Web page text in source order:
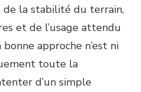
de la stabilité du terrain,
et de l’usage attendu
approche n’est ni
toute la
d’un simple